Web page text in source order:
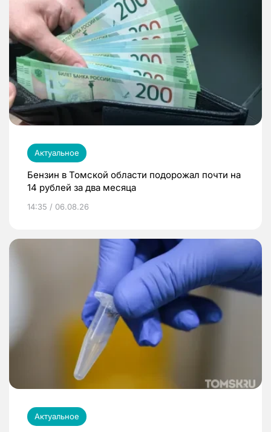
Актуальное
Бензин в Томской области подорожал почти на
14 рублей за два месяца
14:35 / 06.08.26
Актуальное